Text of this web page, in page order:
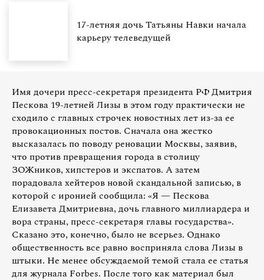
17-летняя дочь Татьяны Навки начала
карьеру телеведущей
Имя дочери пресс-секретаря президента РФ Дмитрия
Пескова 19-летней Лизы в этом году практически не
сходило с главных строчек новостных лет из-за ее
провокационных постов. Сначала она жестко
высказалась по поводу реновации Москвы, заявив,
что против превращения города в столицу
ЗОЖников, хипстеров и экспатов. А затем
порадовала хейтеров новой скандальной записью, в
которой с иронией сообщила: «Я — Пескова
Елизавета Дмитриевна, дочь главного миллиардера и
вора страны, пресс-секретаря главы государства».
Сказано это, конечно, было не всерьез. Однако
общественность все равно восприняла слова Лизы в
штыки. Не менее обсуждаемой темой стала ее статья
для журнала Forbes. После того как материал был